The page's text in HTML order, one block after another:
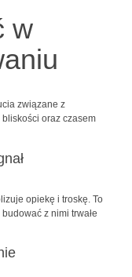
w
związane z
oraz czasem
opiekę i troskę. To
z nimi trwałe